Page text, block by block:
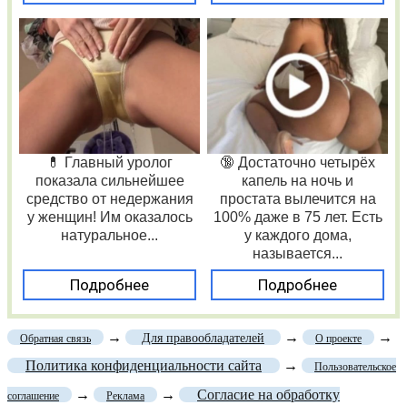
💊 Главный уролог
показала сильнейшее
средство от недержания
у женщин! Им оказалось
натуральное...
Подробнее
🔞 Достаточно четырёх
капель на ночь и
простата вылечится на
100% даже в 75 лет. Есть
у каждого дома,
называется...
Подробнее
Обратная связь → Для правообладателей → О проекте
→
Политика конфиденциальности сайта
→ Пользовательское
соглашение → Реклама →
Согласие на обработку